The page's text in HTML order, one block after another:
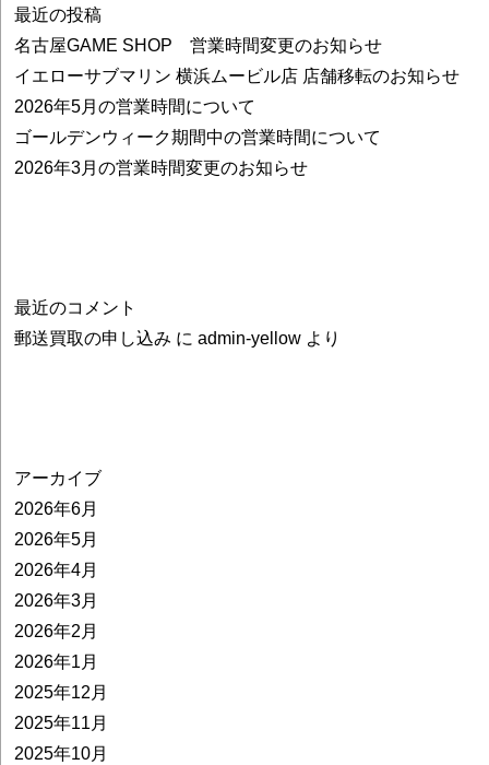
最近の投稿
名古屋GAME SHOP 営業時間変更のお知らせ
イエローサブマリン 横浜ムービル店 店舗移転のお知らせ
2026年5月の営業時間について
ゴールデンウィーク期間中の営業時間について
2026年3月の営業時間変更のお知らせ
最近のコメント
郵送買取の申し込み にadmin-yellow より
アーカイブ
2026年6月
2026年5月
2026年4月
2026年3月
2026年2月
2026年1月
2025年12月
2025年11月
2025年10月